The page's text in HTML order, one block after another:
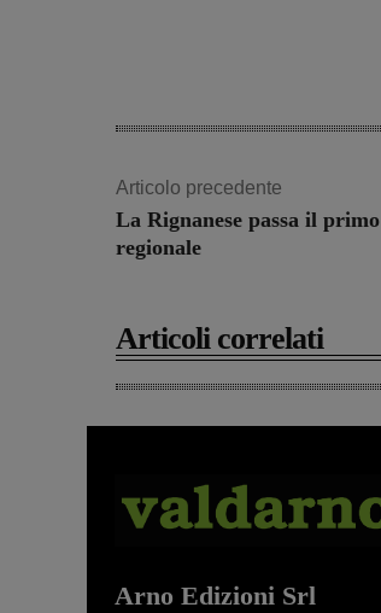
Articolo precedente
La Rignanese passa il
regionale
Articoli correlati
Arno Edizioni Srl